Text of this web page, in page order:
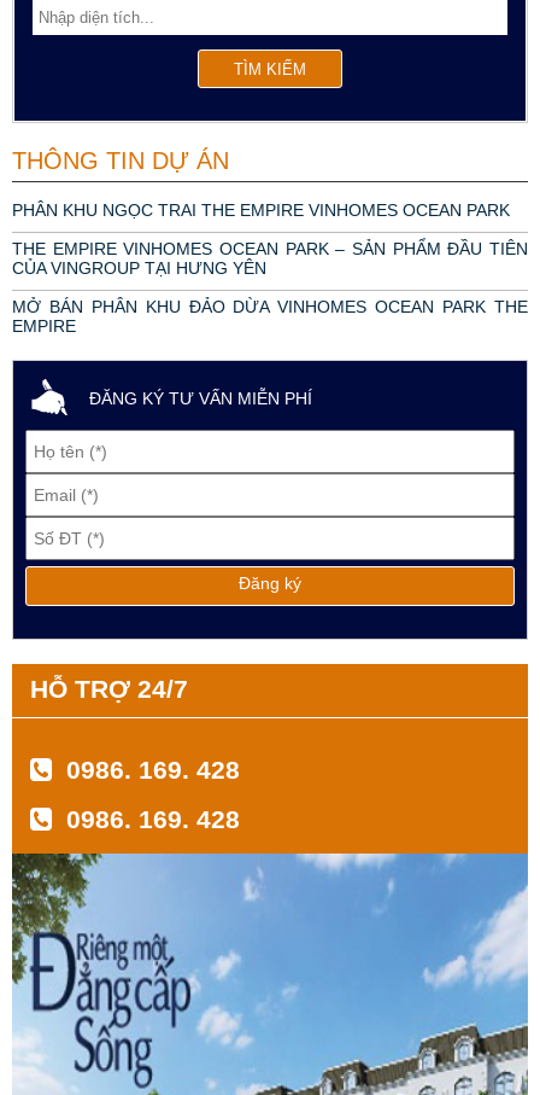
THÔNG TIN DỰ ÁN
PHÂN KHU NGỌC TRAI THE EMPIRE VINHOMES OCEAN PARK
THE EMPIRE VINHOMES OCEAN PARK – SẢN PHẨM ĐẦU TIÊN
CỦA VINGROUP TẠI HƯNG YÊN
MỞ BÁN PHÂN KHU ĐẢO DỪA VINHOMES OCEAN PARK THE
EMPIRE
ĐĂNG KÝ TƯ VẤN MIỄN PHÍ
HỖ TRỢ 24/7
0986. 169. 428
0986. 169. 428